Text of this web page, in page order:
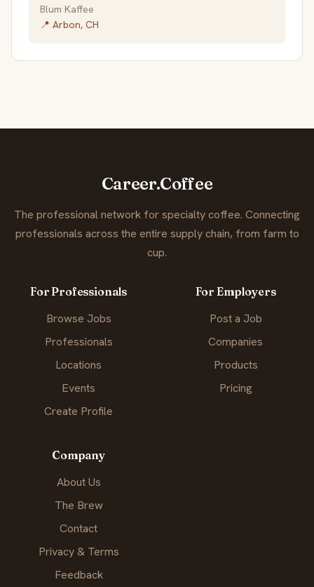
Blum Kaffee
📍 Arbon, CH
Career.Coffee
The professional network for specialty coffee. Connecting
professionals across the entire supply chain, from farm to
cup.
For Professionals
Browse Jobs
Professionals
Locations
Events
Create Profile
For Employers
Post a Job
Companies
Products
Pricing
Company
About Us
The Brew
Contact
Privacy & Terms
Feedback